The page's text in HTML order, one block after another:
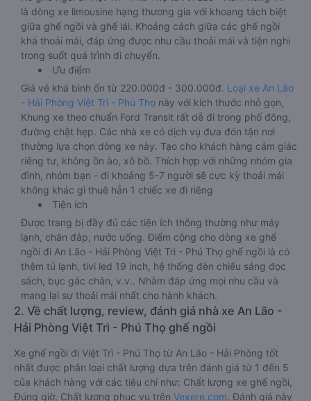
là dòng xe limousine hạng thương gia với khoang tách biệt
giữa ghế ngồi và ghế lái. Khoảng cách giữa các ghế ngồi
khá thoải mái, đáp ứng được nhu cầu thoải mái và tiện nghi
trong suốt quá trình di chuyển.
Ưu điểm
Giá vé khá bình ổn từ 220.000đ - 300.000đ. Loại xe An Lão
- Hải Phòng Việt Trì - Phú Thọ này với kích thước nhỏ gọn,
Khung xe theo chuẩn Ford Transit rất dễ đi trong phố đông,
đường chật hẹp. Các nhà xe có dịch vụ đưa đón tận nơi
thường lựa chọn dòng xe này. Tạo cho khách hàng cảm giác
riêng tư, không ồn ào, xô bồ. Thích hợp với những nhóm gia
đình, nhóm bạn - đi khoảng 5-7 người sẽ cực kỳ thoải mái
không khác gì thuê hẳn 1 chiếc xe đi riêng
Tiện ích
Được trang bị đầy đủ các tiện ích thông thường như máy
lạnh, chăn đắp, nước uống. Điểm cộng cho dòng xe ghế
ngồi đi An Lão - Hải Phòng Việt Trì - Phú Thọ ghế ngồi là có
thêm tủ lạnh, tivi led 19 inch, hệ thống đèn chiếu sáng đọc
sách, bục gác chân, v.v.. Nhằm đáp ứng mọi nhu cầu và
mang lại sự thoải mái nhất cho hành khách.
2. Về chất lượng, review, đánh giá nhà xe An Lão -
Hải Phòng Việt Trì - Phú Thọ ghế ngồi
Xe ghế ngồi đi Việt Trì - Phú Thọ từ An Lão - Hải Phòng tốt
nhất được phân loại chất lượng dựa trên đánh giá từ 1 đến 5
của khách hàng với các tiêu chí như: Chất lượng xe ghế ngồi,
Đúng giờ, Chất lượng phục vụ trên Vexere.com. Đánh giá này